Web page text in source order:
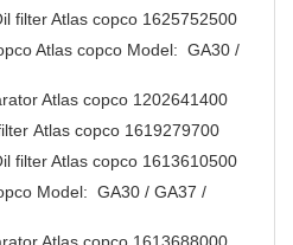
filter Atlas copco 1625752500
Atlas copco Model: GA30 /
Atlas copco 1202641400
Atlas copco 1619279700
filter Atlas copco 1613610500
Model: GA30 / GA37 /